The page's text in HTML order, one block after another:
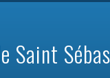
Saint